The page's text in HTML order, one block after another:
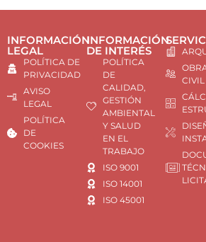
INFORMACIÓN
LEGAL
POLÍTICA DE
PRIVACIDAD
AVISO
LEGAL
POLÍTICA
DE
COOKIES
INFORMACIÓN
DE INTERÉS
POLÍTICA
DE
CALIDAD,
GESTIÓN
AMBIENTAL
Y SALUD
EN EL
TRABAJO
ISO 9001
ISO 14001
ISO 45001
CIVIL